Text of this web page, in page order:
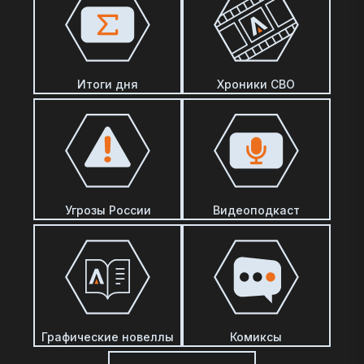
Итоги дня Хроники СВО
Угрозы России Видеоподкаст
Графические новеллы Комиксы